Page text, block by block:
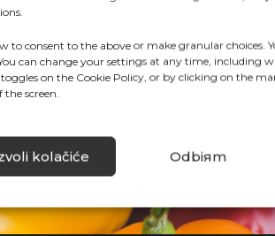
to consent to the above or make granular choices.
can change your settings at any time, including
on the Cookie Policy, or by clicking on the
screen.
kolačiće Odbiяm